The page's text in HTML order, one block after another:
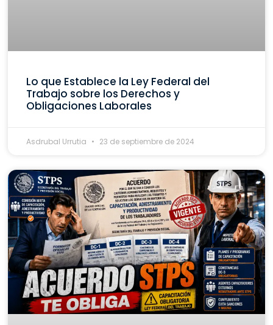
Lo que Establece la Ley Federal del
Trabajo sobre los Derechos y
Obligaciones Laborales
Asdrubal Urrutia 23 de septiembre de 2024